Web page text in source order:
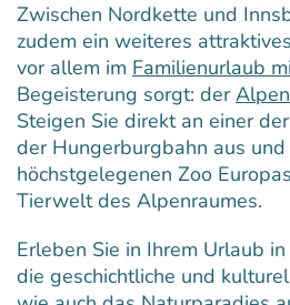
Zwischen Nordkette und
zudem ein weiteres
vor allem im Familienurlaub
Begeisterung sorgt: der
Steigen Sie direkt an einer
der Hungerburgbahn aus und
höchstgelegenen Zoo
Tierwelt des Alpenraumes.
Erleben Sie in Ihrem Urlaub
die geschichtliche und